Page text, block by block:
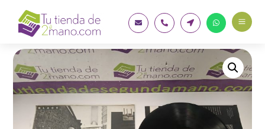
    a